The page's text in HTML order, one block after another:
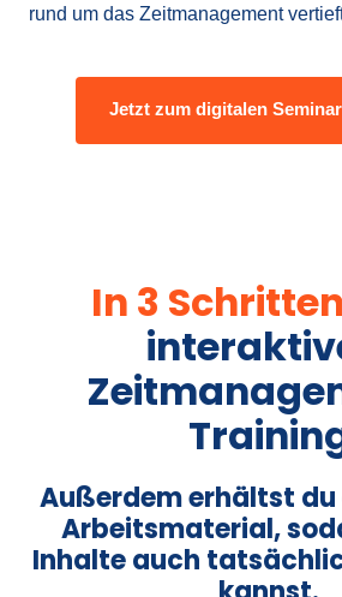
rund um das Zeitmanagement
Jetzt zum digitalen
In 3 Schritten
Außerdem erhältst du
Arbeitsmaterial,
Inhalte auch